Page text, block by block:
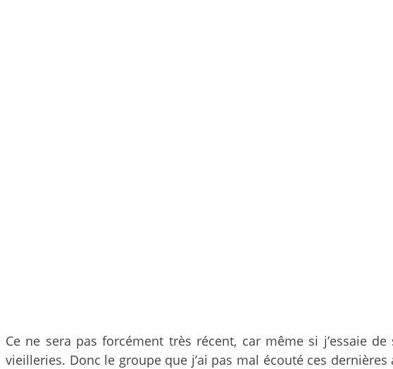
Ce ne sera pas forcément très récent, car même si j’essaie
vieilleries. Donc le groupe que j’ai pas mal écouté ces dernières